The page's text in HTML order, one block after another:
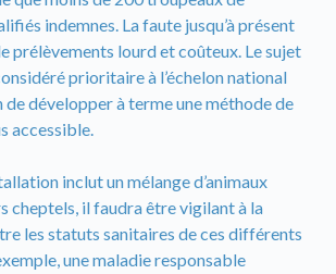
indemnes. La faute jusqu’à présent
prélèvements lourd et coûteux. Le sujet
prioritaire à l’échelon national
de développer à terme une méthode de
accessible.
inclut un mélange d’animaux
cheptels, il faudra être vigilant à la
les statuts sanitaires de ces différents
une maladie responsable